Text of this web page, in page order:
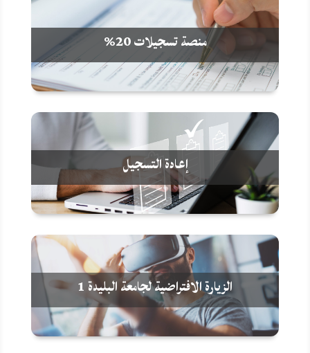
منصة تسجيلات 20%
إعادة التسجيل
الزيارة الافتراضية لجامعة البليدة 1